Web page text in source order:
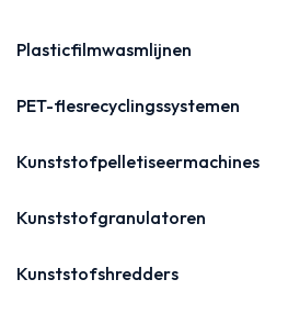
Plasticfilmwasmlijnen
PET-flesrecyclingssystemen
Kunststofpelletiseermachines
Kunststofgranulatoren
Kunststofshredders